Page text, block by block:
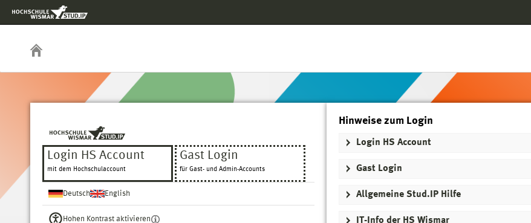
Hauptnavigation
Login HS Account
mit dem Hochschulaccount
Gast Login
für Gast- und Admin-Accounts
Deutsch English
Hohen Kontrast aktivieren
Hinweise zum Login
Login HS Account
Gast Login
Allgemeine Stud.IP Hilfe
IT-Info der HS Wismar